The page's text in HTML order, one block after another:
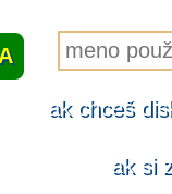
ak chceš
ak si